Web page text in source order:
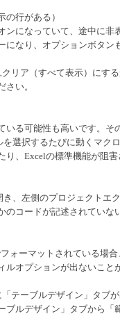
行がある）
ンになっていて、途中に非
になり、オプションボタン
リア（すべて表示）にす
い。
る可能性も高いです。そ
を選択するたびに動くマク
り、Excelの標準機能が阻
、左側のプロジェクトエ
のコードが記述されていな
ォーマットされている場
ルオプションが出ないこと
テーブルデザイン」タブ
ブルデザイン」タブから「